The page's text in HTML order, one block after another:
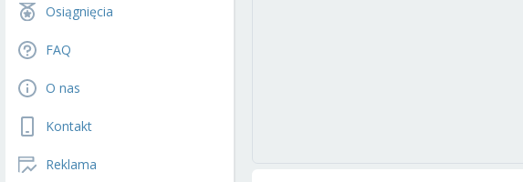
Osiągnięcia
FAQ
O nas
Kontakt
Reklama